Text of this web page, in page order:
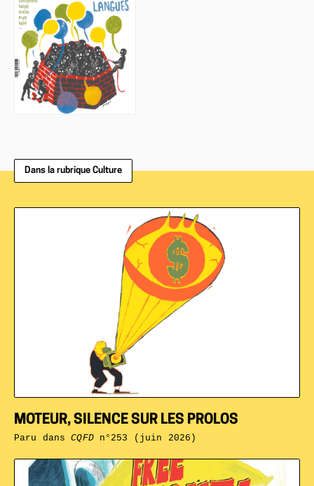
Dans la rubrique Culture
MOTEUR, SILENCE SUR LES PROLOS
Paru dansCQFDn°253 (juin 2026)